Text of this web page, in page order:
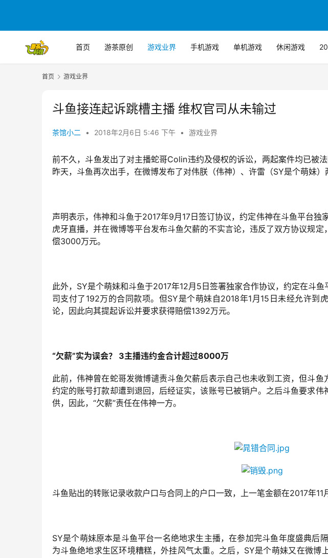
首页 游茶原创 游戏业界 手机游戏 单机游戏 休闲游戏
首页 游戏业界
斗鱼接连起诉跳槽主播 维权官司从未输过
茶馆小二 • 2018年2月6日 5:46 下午 • 游戏业界
前不久，斗鱼发出了对主播蛇哥Colin违约及侵权的诉讼，两起案件均已被
昨天，斗鱼再次出手，在微博发布了对伟朕（伟神）、许雷（SY是个萌妹）
声明表示，伟神和斗鱼于2017年9月17日签订协议，约定伟神在斗鱼平台独
虎牙直播，并在微博等平台发布斗鱼欠薪的不实言论，违反了双方协议规
偿3000万元。
此外，SY是个萌妹和斗鱼于2017年12月5日签署独家合作协议，约定在斗
司支付了192万的合同款项。但SY是个萌妹自2018年1月15日未经允许到
论，因此向其提起诉讼并要求获得赔偿1392万元。
“欠薪”实为误会？ 3主播违约金合计超过8000万
此前，伟神曾在蛇哥发微博谴责斗鱼欠薪后表示自己也未收到工资，但斗
约定的账号打款却遭到退回，后经证实，该账号已被销户。之后斗鱼要求
供，因此，“欠薪”责任在伟神一方。
斗鱼贴出的转账记录收款户口与合同上的户口一致，上一笔金额在2017年11
SY是个萌妹原本是斗鱼平台一名绝地求生主播，在参加完斗鱼年度盛典后
为斗鱼绝地求生区环境糟糕，外挂风气太重。之后，SY是个萌妹又在微博